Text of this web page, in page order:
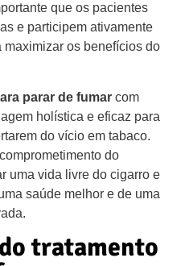
que os pacientes
e participem ativamente
os benefícios do
parar de fumar com
holística e eficaz para
do vício em tabaco.
do
uma vida livre do cigarro e
saúde melhor e de uma
tratamento